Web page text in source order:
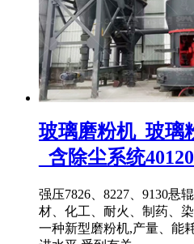
玻璃磨粉机_玻璃
_含除尘系统
强压7826、8227、9130悬
材、化工、耐火、制药、
一种新型磨粉机,产量、能